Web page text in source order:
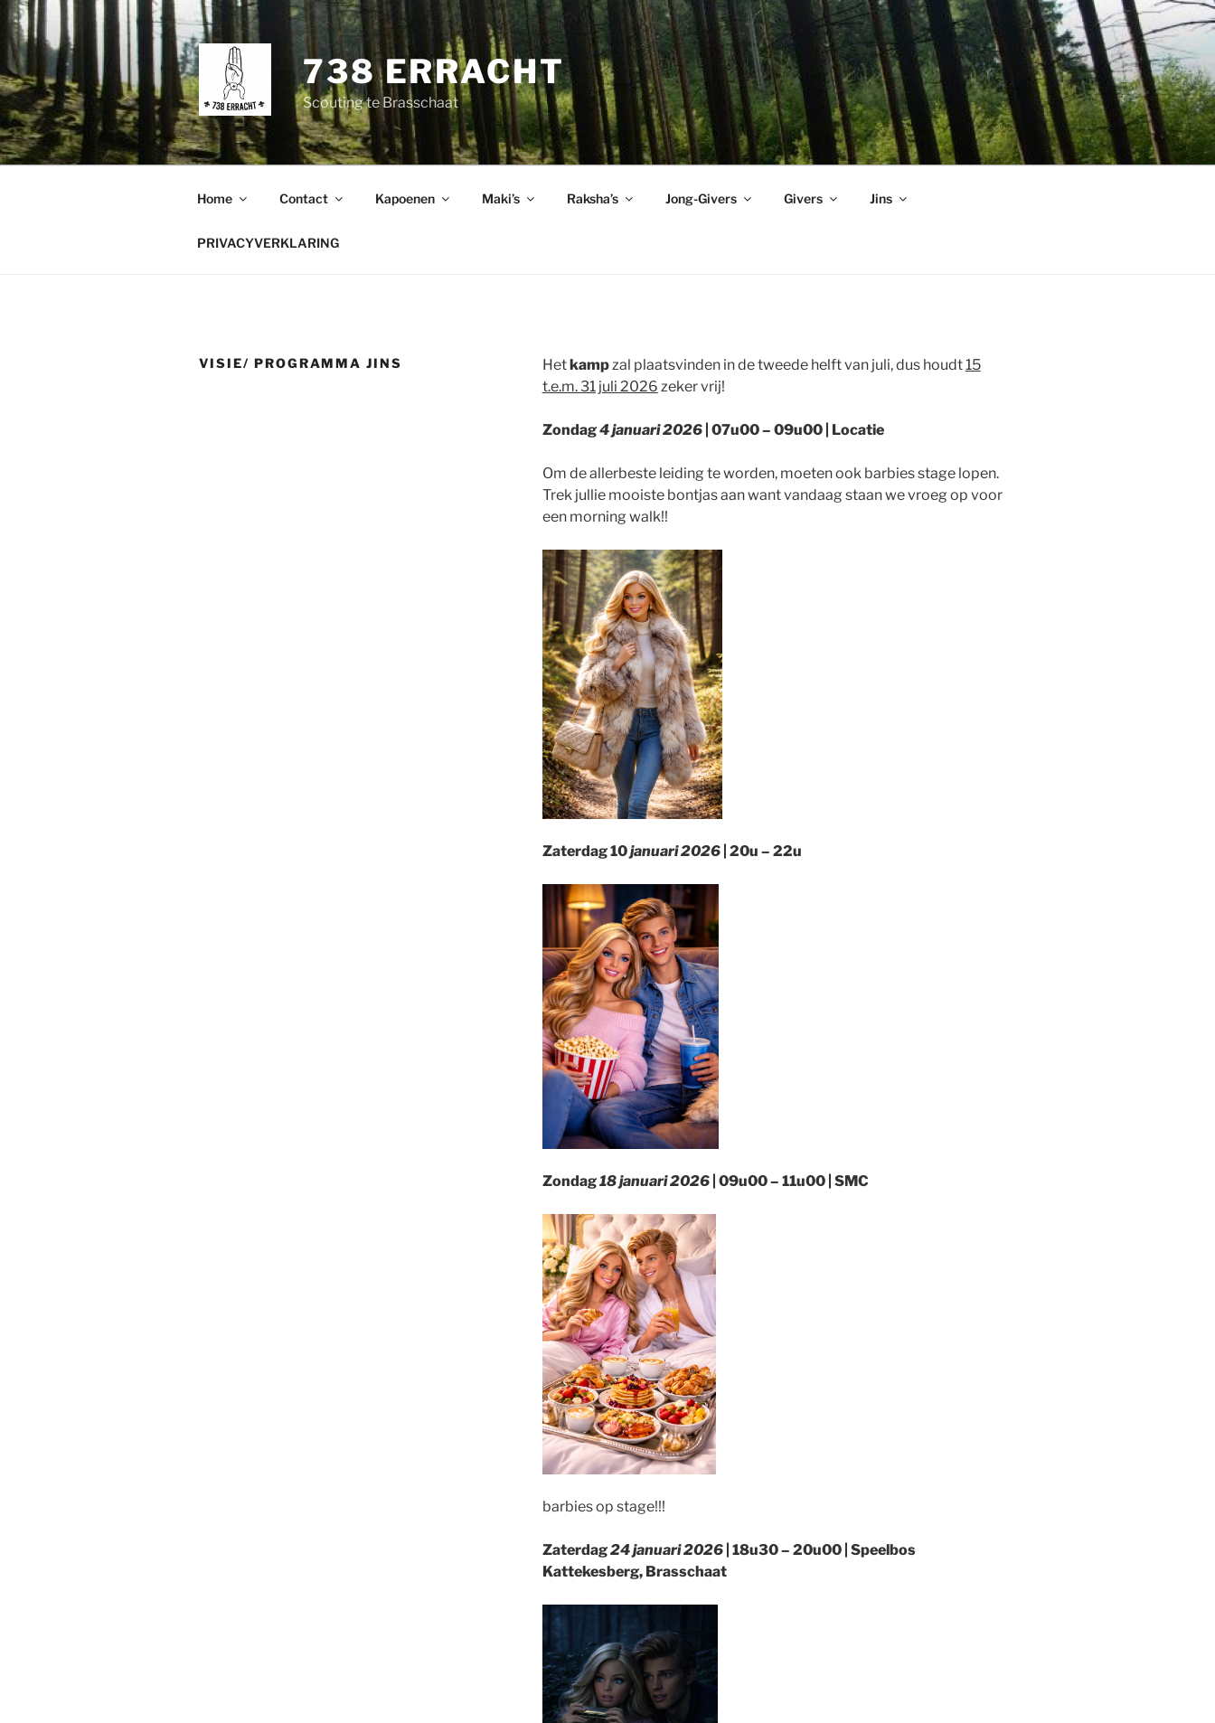
Spring
naar
de
inhoud
738 ERRACHT
Scouting te Brasschaat
Home Contact Kapoenen Maki’s Raksha’s Jong-Givers Givers Jins
PRIVACYVERKLARING
VISIE/ PROGRAMMA JINS Hetkampzal plaatsvinden in de tweede helft van juli, dus houdt15
t.e.m. 31 juli 2026 zeker vrij!
Zondag4 januari 2026 | 07u00 – 09u00 | Locatie
Om de allerbeste leiding te worden, moeten ook barbies stage lopen.
Trek jullie mooiste bontjas aan want vandaag staan we vroeg op voor
een morning walk!!
Zaterdag 10januari 2026 | 20u – 22u
Zondag18 januari 2026 | 09u00 – 11u00 | SMC
barbies op stage!!!
Zaterdag24 januari 2026 | 18u30 – 20u00 | Speelbos
Kattekesberg, Brasschaat